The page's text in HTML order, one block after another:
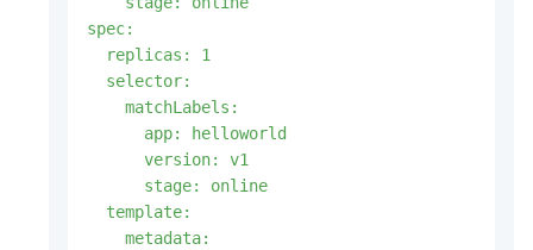
spec:
  replicas: 1
  selector:
    matchLabels:
      app: helloworld
      version: v1
      stage: online
  template:
    metadata: